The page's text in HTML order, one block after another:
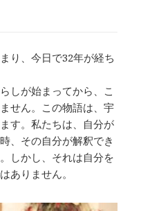
り、今日で32年が経ち
しが始まってから、こ
せん。この物語は、宇
す。私たちは、自分が
、その自分が解釈でき
しかし、それは自分を
ありません。